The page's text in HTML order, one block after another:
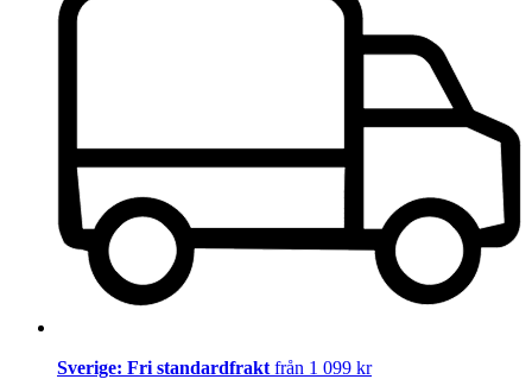
Sverige: Fri standardfrakt från 1 099 kr